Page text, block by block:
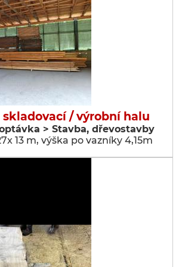
skladovací / výrobní halu
> Stavba, dřevostavby
13 m, výška po vazníky 4,15m